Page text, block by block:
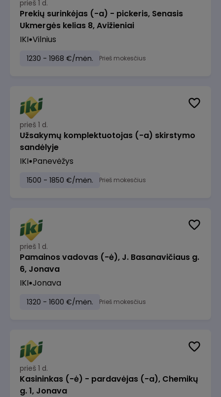
prieš 1 d.
Prekių surinkėjas (-a) - pickeris, Senasis
Ukmergės kelias 8, Avižieniai
IKI Vilnius
1230 - 1968 €/mėn. Prieš mokesčius
prieš 1 d.
Užsakymų komplektuotojas (-a) skirstymo
sandėlyje
IKI Panevėžys
1500 - 1850 €/mėn. Prieš mokesčius
prieš 1 d.
Pamainos vadovas (-ė), J. Basanavičiaus g.
6, Jonava
IKI Jonava
1320 - 1600 €/mėn. Prieš mokesčius
prieš 1 d.
Kasininkas (-ė) - pardavėjas (-a), Chemikų
g. 1, Jonava